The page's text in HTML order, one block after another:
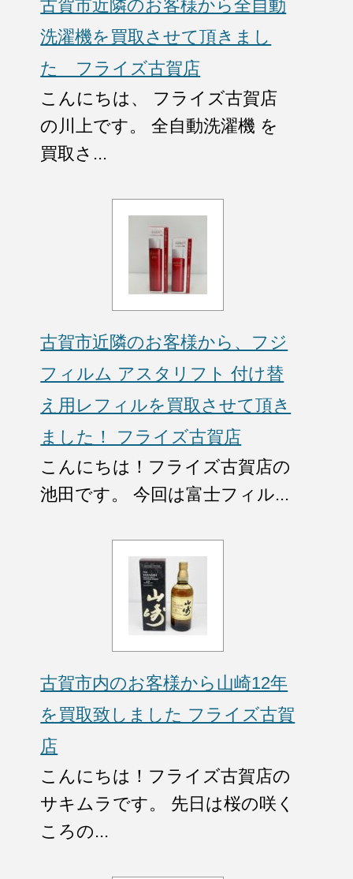
古賀市近隣のお客様から全自動
洗濯機を買取させて頂きまし
た フライズ古賀店
こんにちは、 フライズ古賀店
の川上です。 全自動洗濯機 を
買取さ...
古賀市近隣のお客様から、フジ
フィルム アスタリフト 付け替
え用レフィルを買取させて頂き
ました！ フライズ古賀店
こんにちは！フライズ古賀店の
池田です。 今回は富士フィル...
古賀市内のお客様から山崎12年
を買取致しました フライズ古賀
店
こんにちは！フライズ古賀店の
サキムラです。 先日は桜の咲く
ころの...